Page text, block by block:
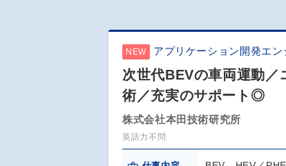
NEW アプリケーション開発エン
次世代BEVの車両運動
術／充実のサポート◎
株式会社本田技術研究所
英語力不問